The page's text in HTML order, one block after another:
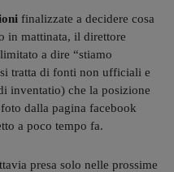
finalizzate a decidere cosa
in mattinata, il direttore
a dire “stiamo
tratta di fonti non ufficiali e
inventatio) che la posizione
dalla pagina facebook
a poco tempo fa.
presa solo nelle prossime